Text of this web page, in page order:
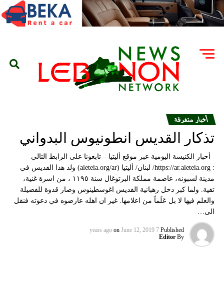
أخبار متفرقة
تذكار القديس انطونيوس البدواني
أخبار الكنيسة اليومية عبر موقع أليتيا – تابعونا على الرابط التالي
: https://ar.aleteia.org/ لبنان/ أليتيا (aleteia.org/ar) ولد هذا القديس في
مدينة لسبونه، عاصمة مملكة البرتوغال سنة ١١٩٥ ، من اسرة غنية،
تقية. ولما كبر دخل رهبانية القديس اغوسطينوس وصار قدوة للفضيلة
والعلم فيها لا بل عَلَماً من اعلامها. غير ان اهله عارضوه في دعوته فنقل
الى…
Published
7 years ago
on June 12, 2019
By
Editor